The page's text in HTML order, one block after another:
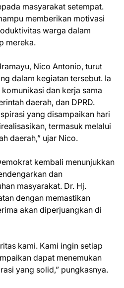
masyarakat setempat.
memberikan motivasi
warga dalam
mereka.
Nico Antonio, turut
dalam kegiatan tersebut. Ia
dan kerja sama
daerah, dan DPRD.
yang disampaikan hari
termasuk melalui
daerah,” ujar Nico.
kembali menunjukkan
dan
masyarakat. Dr. Hj.
dengan memastikan
akan diperjuangkan di
kami. Kami ingin setiap
dapat menemukan
yang solid,” pungkasnya.